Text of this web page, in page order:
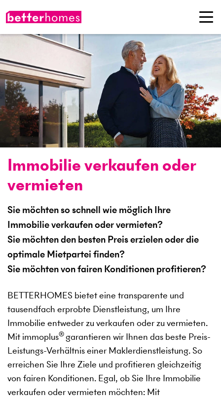
Immobilie verkaufen oder
vermieten
Sie möchten so schnell wie möglich Ihre
Immobilie verkaufen oder vermieten?
Sie möchten den besten Preis erzielen oder die
optimale Mietpartei finden?
Sie möchten von fairen Konditionen profitieren?
BETTERHOMES bietet eine transparente und
tausendfach erprobte Dienstleistung, um Ihre
Immobilie entweder zu verkaufen oder zu vermieten.
Mit immoplus®garantieren wir Ihnen das beste Preis-
Leistungs-Verhältnis einer Maklerdienstleistung. So
erreichen Sie Ihre Ziele und profitieren gleichzeitig
von fairen Konditionen. Egal, ob Sie Ihre Immobilie
verkaufen oder vermieten möchten: Mit